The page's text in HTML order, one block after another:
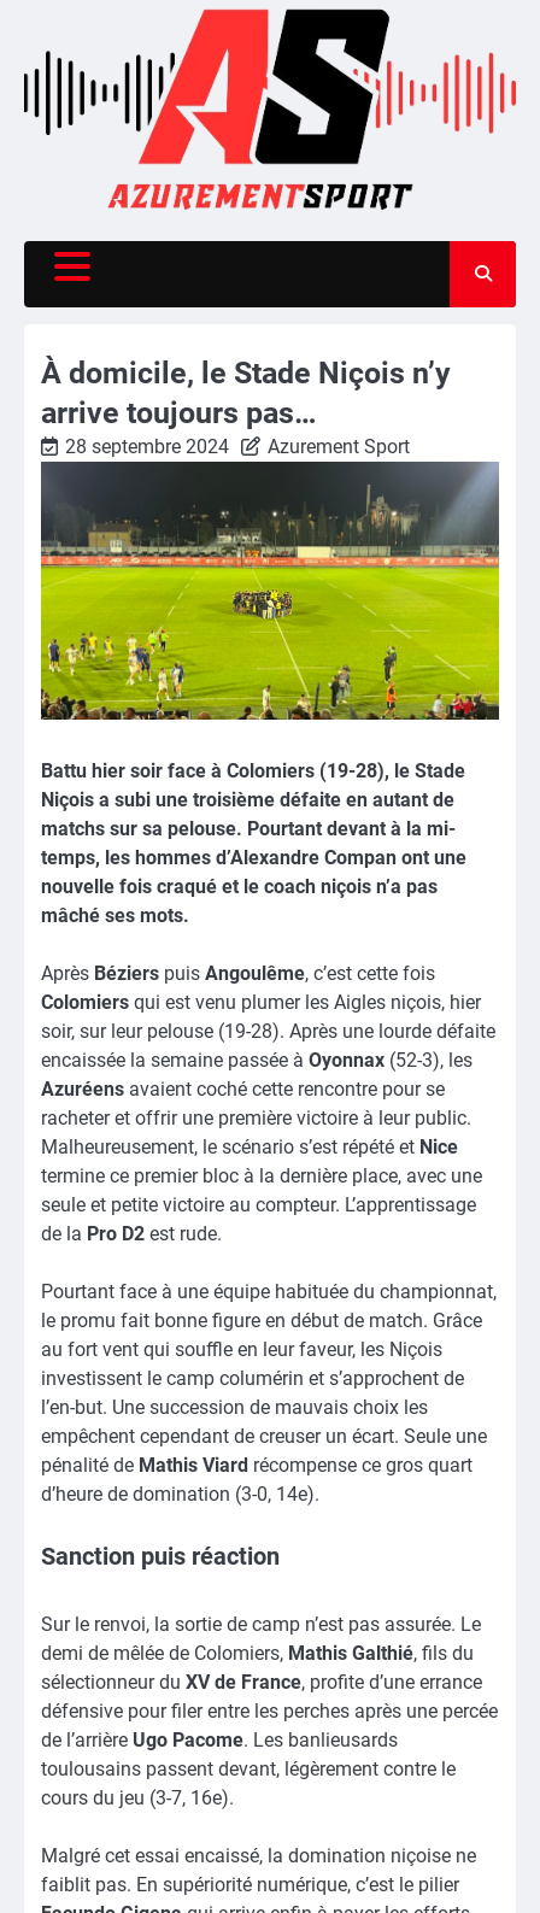
content
À domicile, le Stade Niçois n’y
arrive toujours pas…
28 septembre 2024 Azurement Sport
Battu hier soir face à Colomiers (19-28), le Stade
Niçois a subi une troisième défaite en autant de
matchs sur sa pelouse. Pourtant devant à la mi-
temps, les hommes d’Alexandre Compan ont une
nouvelle fois craqué et le coach niçois n’a pas
mâché ses mots.
Après Béziers puis Angoulême, c’est cette fois
Colomiers qui est venu plumer les Aigles niçois, hier
soir, sur leur pelouse (19-28). Après une lourde défaite
encaissée la semaine passée à Oyonnax (52-3), les
Azuréens avaient coché cette rencontre pour se
racheter et offrir une première victoire à leur public.
Malheureusement, le scénario s’est répété et Nice
termine ce premier bloc à la dernière place, avec une
seule et petite victoire au compteur. L’apprentissage
de la Pro D2 est rude.
Pourtant face à une équipe habituée du championnat,
le promu fait bonne figure en début de match. Grâce
au fort vent qui souffle en leur faveur, les Niçois
investissent le camp columérin et s’approchent de
l’en-but. Une succession de mauvais choix les
empêchent cependant de creuser un écart. Seule une
pénalité de Mathis Viard récompense ce gros quart
d’heure de domination (3-0, 14e).
Sanction puis réaction
Sur le renvoi, la sortie de camp n’est pas assurée. Le
demi de mêlée de Colomiers, Mathis Galthié, fils du
sélectionneur du XV de France, profite d’une errance
défensive pour filer entre les perches après une percée
de l’arrière Ugo Pacome. Les banlieusards
toulousains passent devant, légèrement contre le
cours du jeu (3-7, 16e).
Malgré cet essai encaissé, la domination niçoise ne
faiblit pas. En supériorité numérique, c’est le pilier